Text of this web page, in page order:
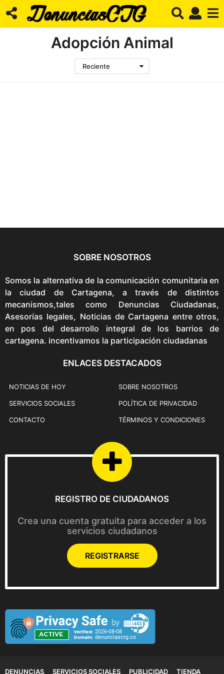
Adopción Animal
Reciente
SOBRE NOSOTROS
Somos la alternativa de la comunicación comunitaria en
la ciudad de Cartagena, a través de distintos
mecanismos,tales como Denuncias Ciudadanas,
Asesorías legales, Noticias de Cartagena entre otros,
en pos del desarrollo integral de los barrios de
cartagena. incentivamos la participación ciudadanas
ENLACES DESTACADOS
NOTICIAS DE HOY
SERVICIOS SOCIALES
CONTACTO
SOBRE NOSOTROS
POLÍTICA DE PRIVACIDAD
TÉRMINOS Y CONDICIONES
REGISTRO DE CIUDADANOS
Crea una cuenta gratuita para acceder a los
servicios ciudadanos
REGISTRARSE
DENUNCIAS SERVICIOS SOCIALES PUBLICIDAD TIENDA